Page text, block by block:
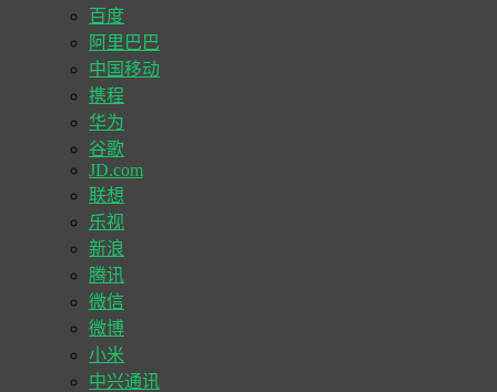
百度
阿里巴巴
中国移动
携程
华为
谷歌
JD.com
联想
乐视
新浪
腾讯
微信
微博
小米
中兴通讯